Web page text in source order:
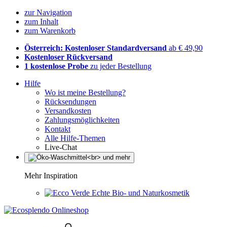
zur Navigation
zum Inhalt
zum Warenkorb
Österreich: Kostenloser Standardversand ab € 49,90
Kostenloser Rückversand
1 kostenlose Probe zu jeder Bestellung
Hilfe
Wo ist meine Bestellung?
Rücksendungen
Versandkosten
Zahlungsmöglichkeiten
Kontakt
Alle Hilfe-Themen
Live-Chat
Mehr Inspiration
Echte Bio- und Naturkosmetik